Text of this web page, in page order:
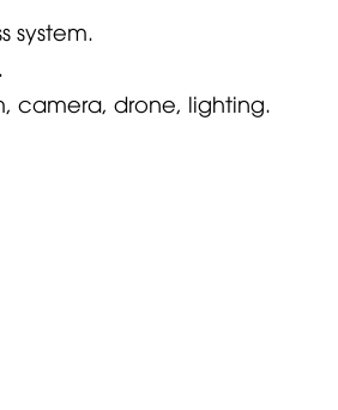
system.
camera, drone, lighting.